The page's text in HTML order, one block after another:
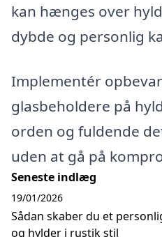
kan hænges over
dybde og personlig
Implementér
glasbeholdere på
orden og fuldende
uden at gå på
Seneste indlæg
Sådan skaber du et
og hylder i rustik stil
19/01/2026